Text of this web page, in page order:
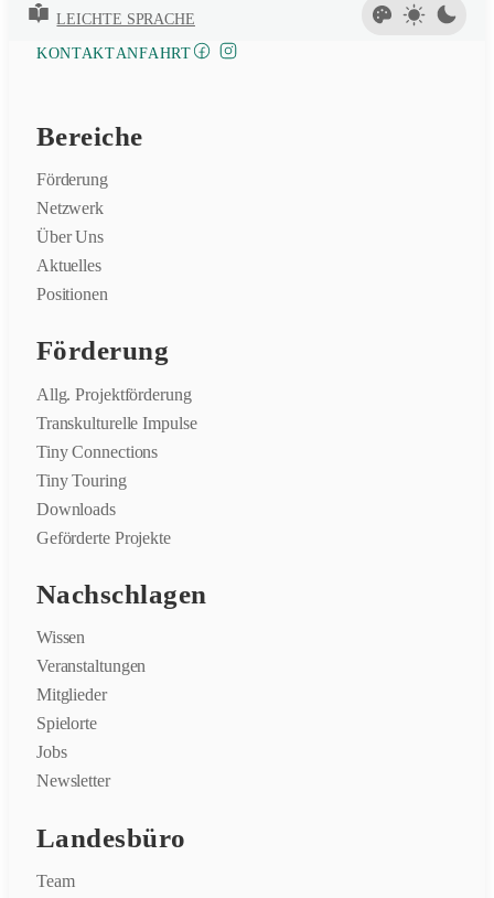
LEICHTE SPRACHE
KONTAKTANFAHRT FACEBOOK
Bereiche
Förderung
Netzwerk
Über Uns
Aktuelles
Positionen
Förderung
Allg. Projektförderung
Transkulturelle Impulse
Tiny Connections
Tiny Touring
Downloads
Geförderte Projekte
Nachschlagen
Wissen
Veranstaltungen
Mitglieder
Spielorte
Jobs
Newsletter
Landesbüro
Team